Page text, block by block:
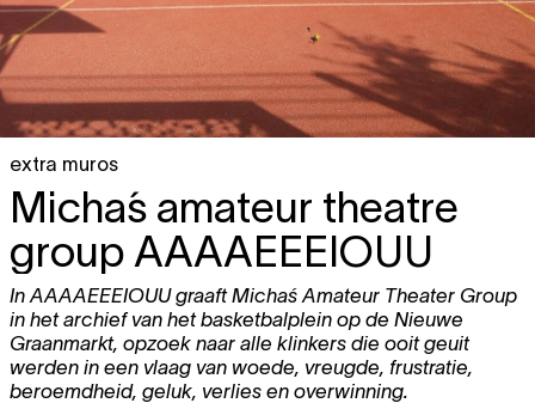
extra muros
Micha´s amateur theatre
group AAAAEEEIOUU
In AAAAEEEIOUUgraaft Micha´s Amateur Theater Group
in het archief van het basketbalplein op de Nieuwe
Graanmarkt, opzoek naar alle klinkers die ooit geuit
werden in een vlaag van woede, vreugde, frustratie,
beroemdheid, geluk, verlies en overwinning.